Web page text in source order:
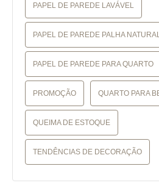
PAPEL DE PAREDE LAVÁVEL
PAPEL DE PAREDE PALHA
PAPEL DE PAREDE PARA QUARTO
PROMOÇÃO QUARTO PARA
QUEIMA DE ESTOQUE
TENDÊNCIAS DE DECORAÇÃO